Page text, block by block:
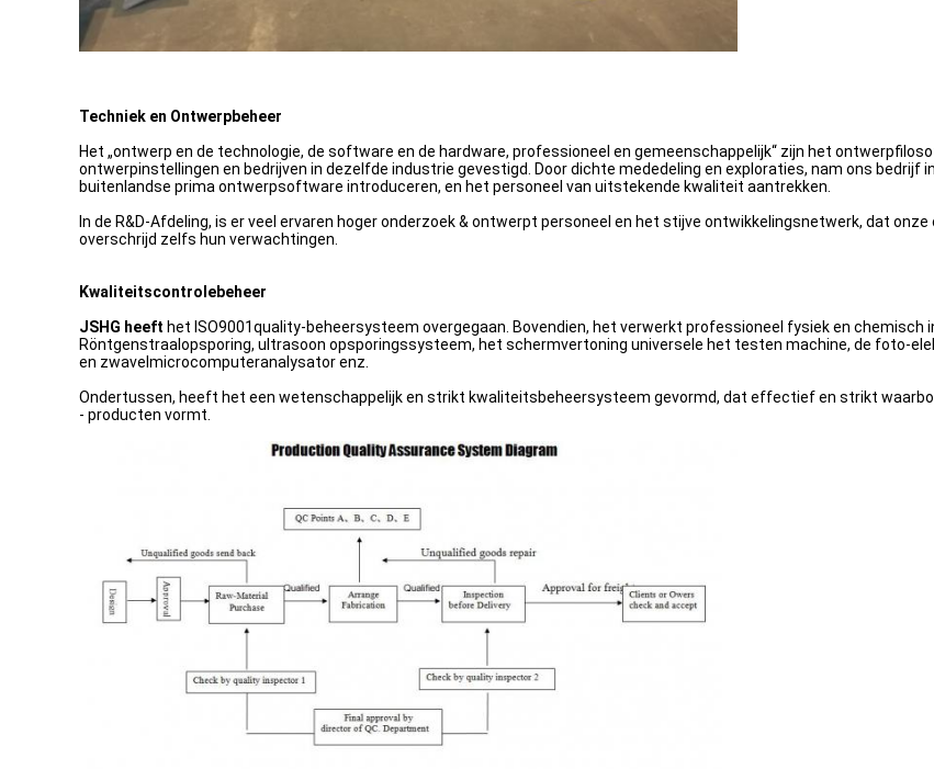
Techniek en Ontwerpbeheer
Het „ontwerp en de technologie, de software en de hardware, professioneel en gemeenschappelijk“ zijn het
ontwerpinstellingen en bedrijven in dezelfde industrie gevestigd. Door dichte mededeling en exploraties, nam ons bedrijf
buitenlandse prima ontwerpsoftware introduceren, en het personeel van uitstekende kwaliteit aantrekken.
In de R&D-Afdeling, is er veel ervaren hoger onderzoek & ontwerpt personeel en het stijve ontwikkelingsnetwerk, dat
overschrijd zelfs hun verwachtingen.
Kwaliteitscontrolebeheer
JSHG heeft het ISO9001quality-beheersysteem overgegaan. Bovendien, het verwerkt professioneel fysiek en
Röntgenstraalopsporing, ultrasoon opsporingssysteem, het schermvertoning universele het testen machine, de foto-
en zwavelmicrocomputeranalysator enz.
Ondertussen, heeft het een wetenschappelijk en strikt kwaliteitsbeheersysteem gevormd, dat effectief en strikt
- producten vormt.